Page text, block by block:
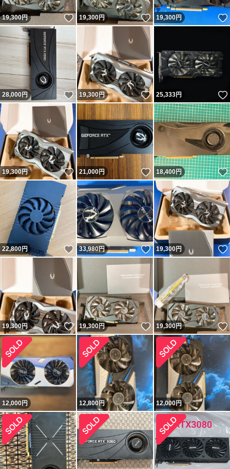
19,300円 いいね！
19,300円 いいね！
19,300円
28,000 円 いいね！
19,300円 いいね！
25,333円
19,300円 いいね！
21,000円 いいね！
18,400円
22,800円 いいね！
33,980円 いいね！
19,300円
19,300円 いいね！
19,300円 いいね！
19,300円
12,000円 12,800円 12,000円